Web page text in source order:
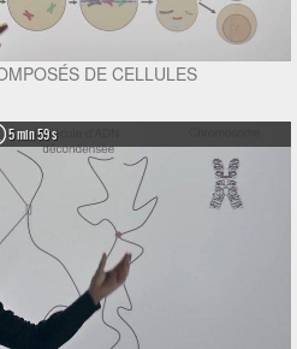
DE CELLULES
5 min 59 s